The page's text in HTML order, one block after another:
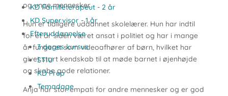
KD Familieterapeut - 2 år
KD Supervisor - 1 år
Efteruddannelse
3 dages kursus
STIU
KD Prep
Temadage
og unge mennesker.
Hun er tidligere uddannet skolelærer. Hun har indtil
for et år siden været ansat i politiet og har i mange
år fungeret som videoafhører af børn, hvilket har
givet stort kendskab til at møde barnet i øjenhøjde
og skabe gode relationer.
Anja har stor empati for andre mennesker og er god